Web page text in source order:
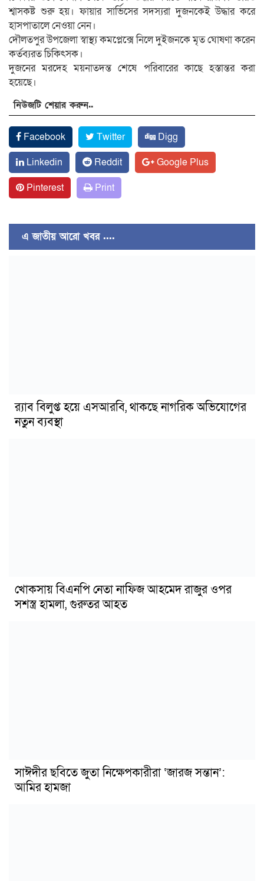
শ্বাসকষ্ট শুরু হয়। ফায়ার সার্ভিসের সদস্যরা দুজনকেই উদ্ধার করে
হাসপাতালে নেওয়া নেন।
দৌলতপুর উপজেলা স্বাস্থ্য কমপ্লেক্সে নিলে দুইজনকে মৃত ঘোষণা করেন
কর্তব্যরত চিকিৎসক।
দুজনের মরদেহ ময়নাতদন্ত শেষে পরিবারের কাছে হস্তান্তর করা
হয়েছে।
নিউজটি শেয়ার করুন..
Facebook Twitter
Digg
Linkedin
Reddit
Google Plus
Pinterest
Print
এ জাতীয় আরো খবর ....
র‍্যাব বিলুপ্ত হয়ে এসআরবি, থাকছে নাগরিক অভিযোগের
নতুন ব্যবস্থা
খোকসায় বিএনপি নেতা নাফিজ আহমেদ রাজুর ওপর
সশস্ত্র হামলা, গুরুতর আহত
সাঈদীর ছবিতে জুতা নিক্ষেপকারীরা ‘জারজ সন্তান’:
আমির হামজা